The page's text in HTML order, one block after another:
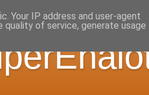
Your IP address and user-agent
quality of service, generate usage